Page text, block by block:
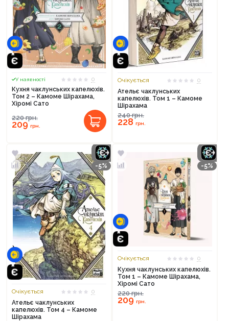
У наявності
0
Кухня чаклунських капелюхів.
Том 2 – Камоме Шірахама,
Хіромі Сато
220грн.
209грн.
Очікується
0
Ательє чаклунських
капелюхів. Том 1 – Камоме
Шірахама
240грн.
228грн.
-5%
Очікується
0
Ательє чаклунських
капелюхів. Том 4 – Камоме
Шірахама
-5%
Очікується
0
Кухня чаклунських капелюхів.
Том 1 – Камоме Шірахама,
Хіромі Сато
220грн.
209грн.